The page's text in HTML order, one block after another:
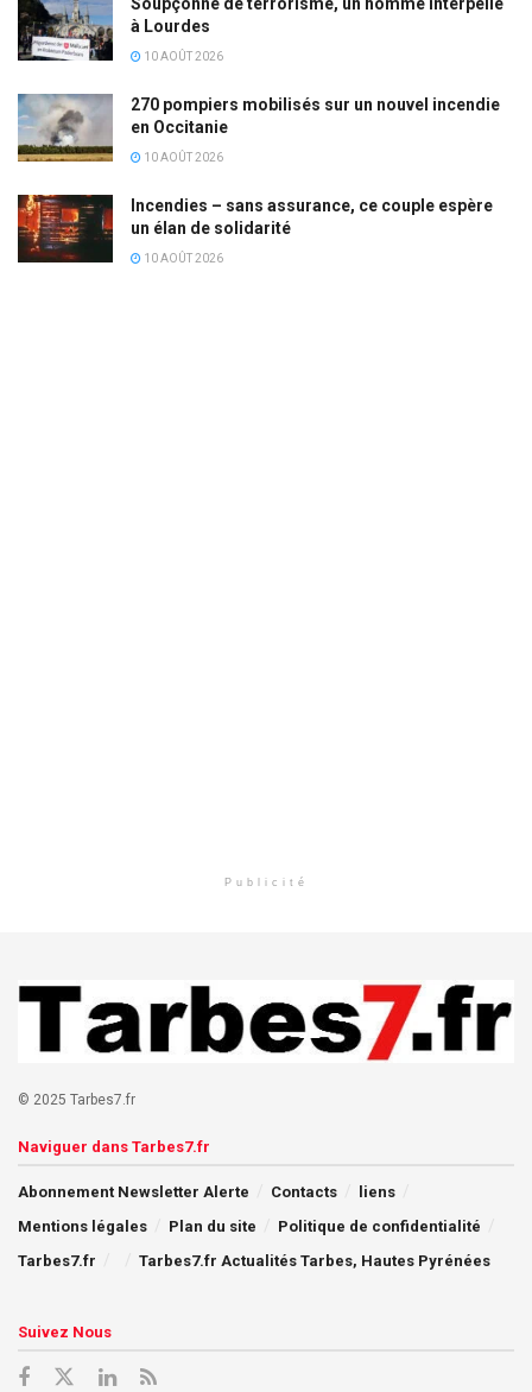
à Lourdes
10 AOÛT 2026
270 pompiers mobilisés sur un nouvel incendie
en Occitanie
10 AOÛT 2026
Incendies – sans assurance, ce couple espère
un élan de solidarité
10 AOÛT 2026
Publicité
© 2025 Tarbes7.fr
Naviguer dans Tarbes7.fr
Abonnement Newsletter Alerte Contacts
liens
Mentions légales
Plan du site
Politique de confidentialité
Tarbes7.fr
Tarbes7.fr Actualités Tarbes, Hautes Pyrénées
Suivez Nous